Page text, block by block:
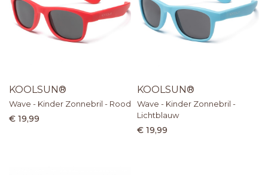
KOOLSUN®
Wave - Kinder Zonnebril - Rood
€ 19,99
KOOLSUN®
Wave - Kinder Zonnebril -
Lichtblauw
€ 19,99